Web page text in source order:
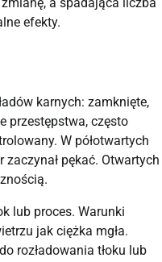
efekty.
karnych: zamknięte,
przestępstwa, często
W półotwartych
pękać. Otwartych
lub proces. Warunki
jak ciężka mgła.
rozładowania tłoku lub